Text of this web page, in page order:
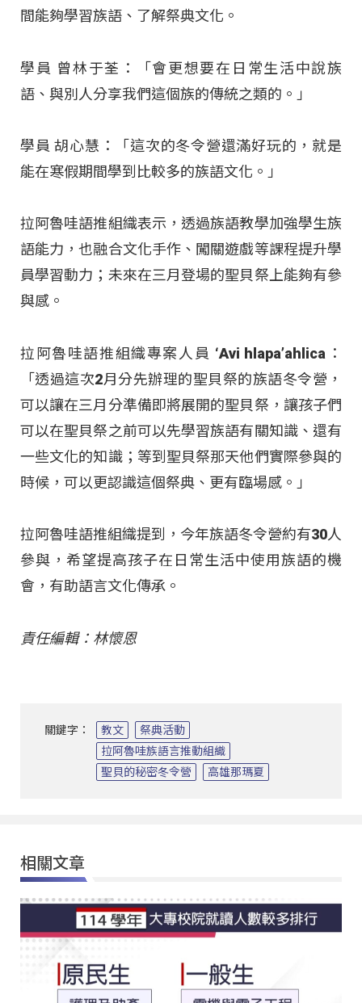
間能夠學習族語、了解祭典文化。
學員 曾林于荃：「會更想要在日常生活中說族
語、與別人分享我們這個族的傳統之類的。」
學員 胡心慧：「這次的冬令營還滿好玩的，就是
能在寒假期間學到比較多的族語文化。」
拉阿魯哇語推組織表示，透過族語教學加強學生族
語能力，也融合文化手作、闖關遊戲等課程提升學
員學習動力；未來在三月登場的聖貝祭上能夠有參
與感。
拉阿魯哇語推組織專案人員 ‘Avi hlapa’ahlica：
「透過這次2月分先辦理的聖貝祭的族語冬令營，
可以讓在三月分準備即將展開的聖貝祭，讓孩子們
可以在聖貝祭之前可以先學習族語有關知識、還有
一些文化的知識；等到聖貝祭那天他們實際參與的
時候，可以更認識這個祭典、更有臨場感。」
拉阿魯哇語推組織提到，今年族語冬令營約有30人
參與，希望提高孩子在日常生活中使用族語的機
會，有助語言文化傳承。
責任編輯：林懷恩
關鍵字： 教文
祭典活動
拉阿魯哇族語言推動組織
聖貝的秘密冬令營
高雄那瑪夏
相關文章